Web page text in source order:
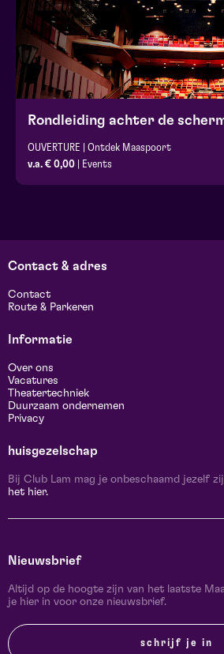
Rondleiding achter de
OUVERTURE | Ontdek Maaspoort
v.a. € 0,00 | Events
Contact & adres
Contact
Route & Parkeren
Informatie
Over ons
Vacatures
Theatertechniek
Duurzaam ondernemen
Privacy
huisgezelschap
Bij Club Lam mag je onbeschaamd jezelf
het hier.
Nieuwsbrief
Altijd op de hoogte zijn van het laatste
je hier in voor onze nieuwsbrief.
schrijf je in